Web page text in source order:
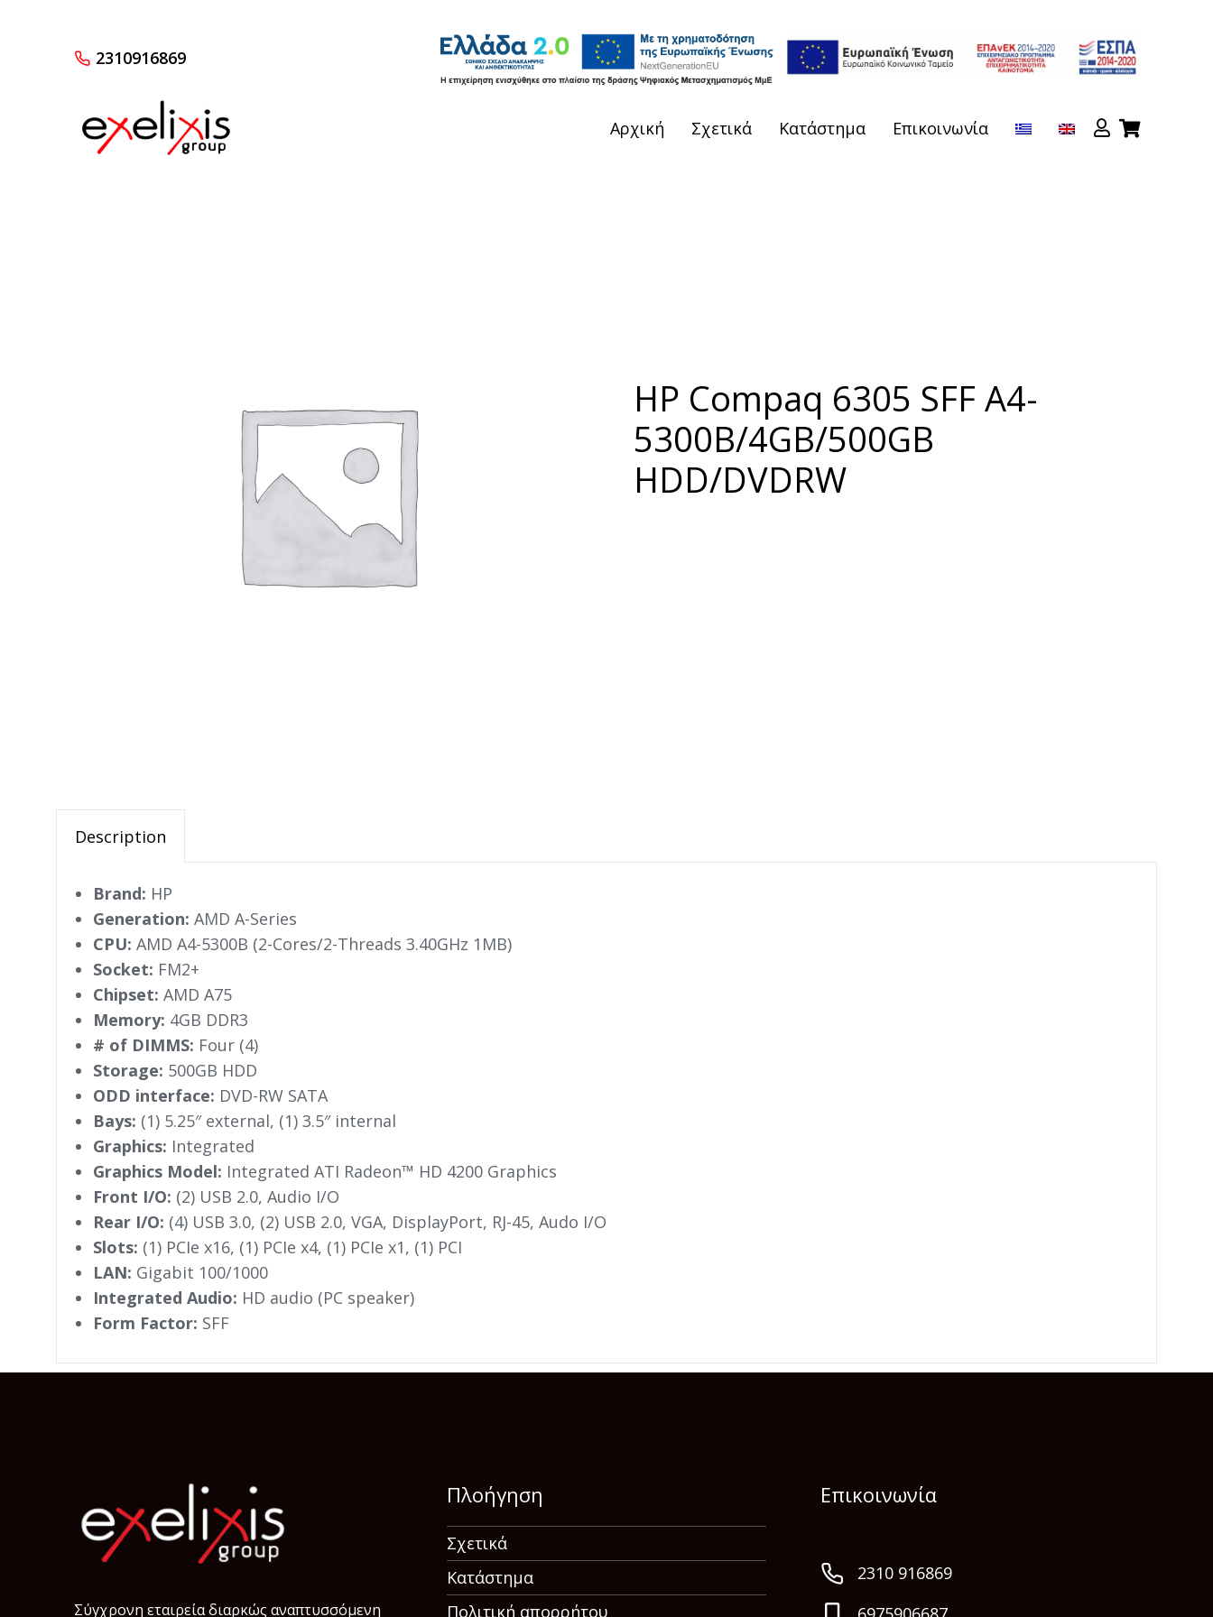
2310916869
Αρχική Σχετικά Κατάστημα Επικοινωνία
HP Compaq 6305 SFF A4-
5300B/4GB/500GB
HDD/DVDRW
Description
Brand: HP
Generation: AMD A-Series
CPU: AMD A4-5300B (2-Cores/2-Threads 3.40GHz 1MB)
Socket: FM2+
Chipset: AMD A75
Memory: 4GB DDR3
# of DIMMS: Four (4)
Storage: 500GB HDD
ODD interface: DVD-RW SATA
Bays: (1) 5.25″ external, (1) 3.5″ internal
Graphics: Integrated
Graphics Model: Integrated ATI Radeon™ HD 4200 Graphics
Front I/O: (2) USB 2.0, Audio I/O
Rear I/O: (4) USB 3.0, (2) USB 2.0, VGA, DisplayPort, RJ-45, Audo I/O
Slots: (1) PCIe x16, (1) PCIe x4, (1) PCIe x1, (1) PCI
LAN: Gigabit 100/1000
Integrated Audio: HD audio (PC speaker)
Form Factor: SFF
Σύγχρονη εταιρεία διαρκώς αναπτυσσόμενη
Πλοήγηση
Σχετικά
Κατάστημα
Πολιτική απορρήτου
Επικοινωνία
2310 916869